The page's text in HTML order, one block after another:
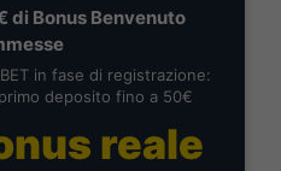
di Bonus Benvenuto
in fase di registrazione:
deposito fino a 50€
reale